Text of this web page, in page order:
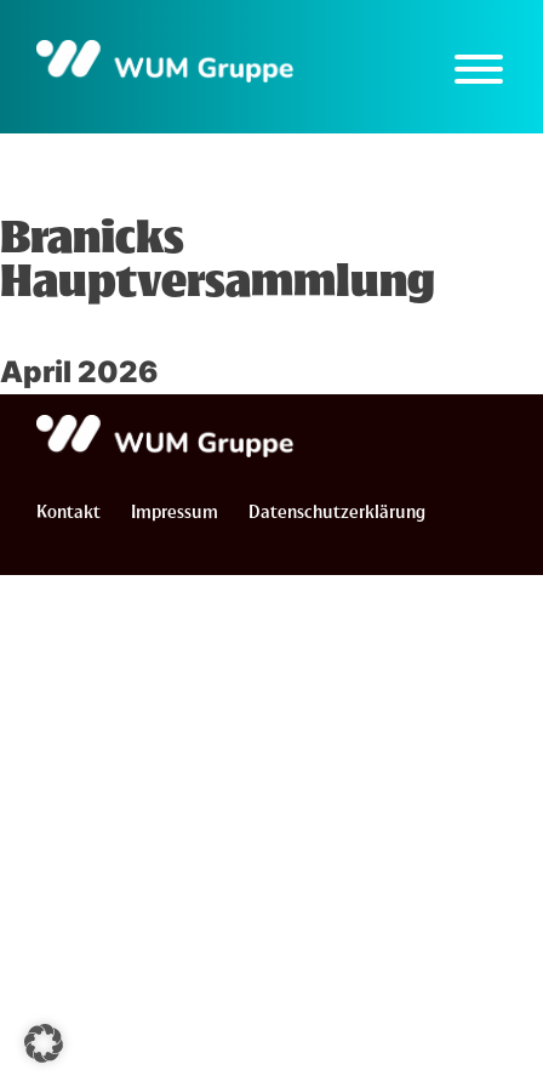
content
Branicks
Hauptversammlung
April 2026
Kontakt Impressum Datenschutzerklärung